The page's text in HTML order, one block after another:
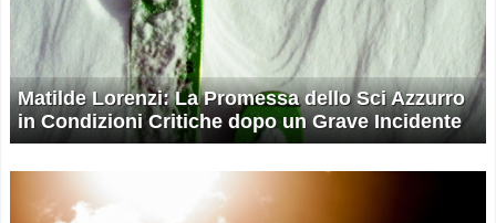
Matilde Lorenzi: La Promessa dello Sci Azzurro
in Condizioni Critiche dopo un Grave Incidente